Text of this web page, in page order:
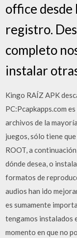
office desde
registro.
completo
instalar
Kingo RAÍZ APK
PC:Pcapkapps.com
archivos de la
juegos, sólo tiene
ROOT, a
dónde desea, o
formatos de
audios han ido
es sumamente
tengamos instalados
momento en que no